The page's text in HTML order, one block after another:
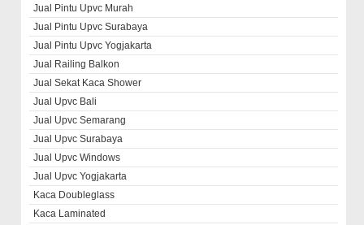
Jual Pintu Upvc Murah
Jual Pintu Upvc Surabaya
Jual Pintu Upvc Yogjakarta
Jual Railing Balkon
Jual Sekat Kaca Shower
Jual Upvc Bali
Jual Upvc Semarang
Jual Upvc Surabaya
Jual Upvc Windows
Jual Upvc Yogjakarta
Kaca Doubleglass
Kaca Laminated